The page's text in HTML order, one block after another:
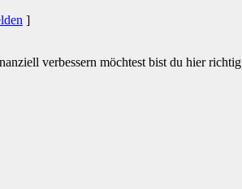
]
verbessern möchtest bist du hier richtig